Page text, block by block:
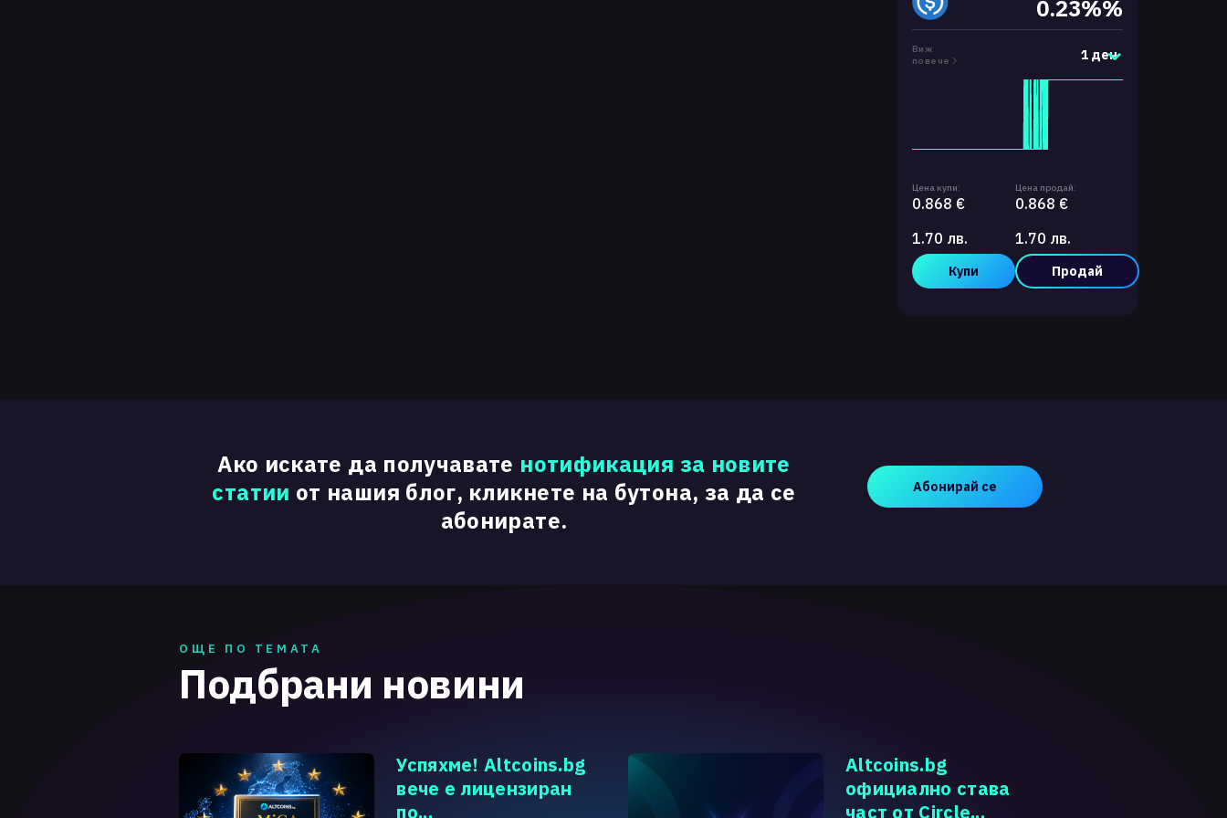
0.23%%
Виж
повече
1 ден
Цена купи:
0.868 €
1.70 лв.
Купи
Цена продай:
0.868 €
1.70 лв.
Продай
Ако искате да получавате нотификация за новите
статии от нашия блог, кликнете на бутона, за да се
абонирате.
Абонирай се
ОЩЕ ПО ТЕМАТА
Подбрани новини
Успяхме! Altcoins.bg
вече е лицензиран
по...
Altcoins.bg
официално става
част от Circle...